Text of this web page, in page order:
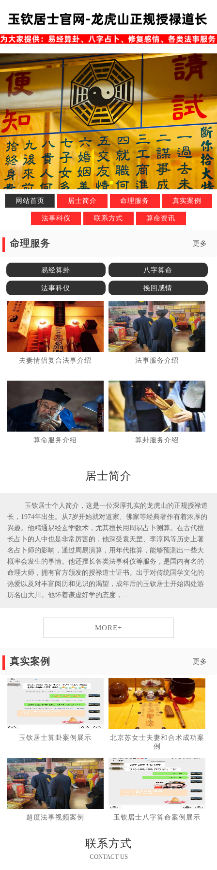
1
网站首页 居士简介 命理服务 真实案例
法事科仪 联系方式 算命资讯
命理服务 更多
易经算卦 八字算命
法事科仪 挽回感情
夫妻情侣复合法事介绍 法事服务介绍
算命服务介绍 算卦服务介绍
居士简介
玉钦居士个人简介，这是一位深厚扎实的龙虎山的正规授禄道
长，1974年出生。从7岁开始就对道家、佛家等经典著作有着浓厚的
兴趣。他精通易经玄学数术，尤其擅长用周易占卜测算。在古代擅
长占卜的人中也是非常厉害的，他深受袁天罡、李淳风等历史上著
名占卜师的影响，通过周易演算，用年代推算，能够预测出一些大
概率会发生的事情。他还擅长各类法事科仪等服务，是国内有名的
命理大师，拥有官方颁发的授禄道士证书。出于对传统国学文化的
热爱以及对丰富阅历和见识的渴望，成年后的玉钦居士开始四处游
历名山大川。他怀着谦虚好学的态度，...
MORE+
真实案例 更多
玉钦居士算卦案例展示
北京苏女士夫妻和合术成功案
例
超度法事视频案例 玉钦居士八字算命案例展示
联系方式
CONTACT US